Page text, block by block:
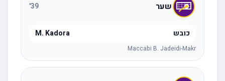
שער 39
'
כובש M. Kadora
Maccabi B. Jadeidi-Makr